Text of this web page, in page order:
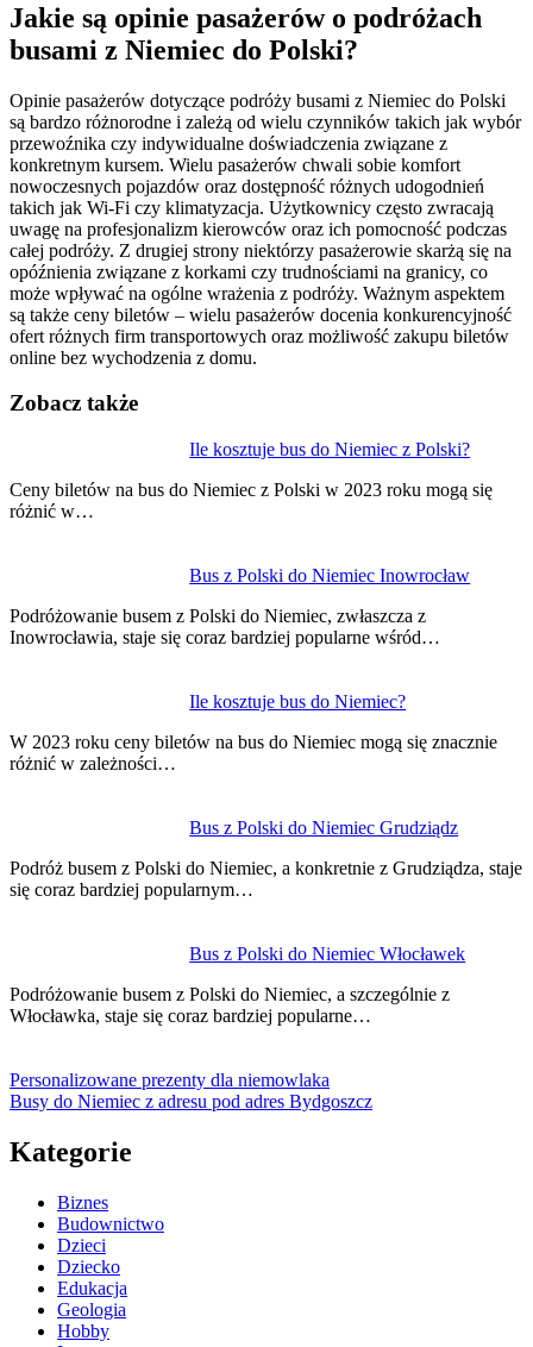
Jakie są opinie pasażerów o podróżach
busami z Niemiec do Polski?
Opinie pasażerów dotyczące podróży busami z Niemiec do Polski
są bardzo różnorodne i zależą od wielu czynników takich jak wybór
przewoźnika czy indywidualne doświadczenia związane z
konkretnym kursem. Wielu pasażerów chwali sobie komfort
nowoczesnych pojazdów oraz dostępność różnych udogodnień
takich jak Wi-Fi czy klimatyzacja. Użytkownicy często zwracają
uwagę na profesjonalizm kierowców oraz ich pomocność podczas
całej podróży. Z drugiej strony niektórzy pasażerowie skarżą się na
opóźnienia związane z korkami czy trudnościami na granicy, co
może wpływać na ogólne wrażenia z podróży. Ważnym aspektem
są także ceny biletów – wielu pasażerów docenia konkurencyjność
ofert różnych firm transportowych oraz możliwość zakupu biletów
online bez wychodzenia z domu.
Zobacz także
Ile kosztuje bus do Niemiec z Polski?
Ceny biletów na bus do Niemiec z Polski w 2023 roku mogą się
różnić w…
Bus z Polski do Niemiec Inowrocław
Podróżowanie busem z Polski do Niemiec, zwłaszcza z
Inowrocławia, staje się coraz bardziej popularne wśród…
Ile kosztuje bus do Niemiec?
W 2023 roku ceny biletów na bus do Niemiec mogą się znacznie
różnić w zależności…
Bus z Polski do Niemiec Grudziądz
Podróż busem z Polski do Niemiec, a konkretnie z Grudziądza, staje
się coraz bardziej popularnym…
Bus z Polski do Niemiec Włocławek
Podróżowanie busem z Polski do Niemiec, a szczególnie z
Włocławka, staje się coraz bardziej popularne…
wpisu
Personalizowane prezenty dla niemowlaka
Busy do Niemiec z adresu pod adres Bydgoszcz
Kategorie
Biznes
Budownictwo
Dzieci
Dziecko
Edukacja
Geologia
Hobby